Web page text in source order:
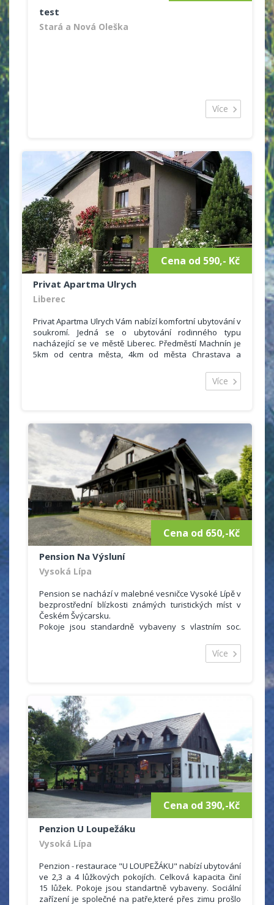
test
Stará a Nová Oleška
Více
Cena od 590,- Kč
Privat Apartma Ulrych
Liberec
Privat Apartma Ulrych Vám nabízí komfortní ubytování v
soukromí. Jedná se o ubytování rodinného typu
nacházející se ve městě Liberec. Předměstí Machnín je
5km od centra města, 4km od města Chrastava a
Údolí s mnoha zachovalými hrázděnými stavbami. Je
zde též unikátní historický dřevěný kostel a nově i orloj.
Více
Cena od 650,-Kč
Pension Na Výsluní
Vysoká Lípa
Pension se nachází v malebné vesničce Vysoké Lípě v
bezprostřední blízkosti známých turistických míst v
Českém Švýcarsku.
Pokoje jsou standardně vybaveny s vlastním soc.
je restaurace s barem a TV s možností celodenního
stravování (snídaně, polopenze, plná penze, minutky
pořádání společenských akcí. V letním období můžete
posedět na letní terase s možností občerstvení.
Parkovat můžete na uzavřeném parkovišti přímo před
objektem.
Více
Cena od 390,-Kč
Penzion U Loupežáku
Vysoká Lípa
Penzion - restaurace "U LOUPEŽÁKU" nabízí ubytování
ve 2,3 a 4 lůžkových pokojích. Celková kapacita činí
15 lůžek. Pokoje jsou standartně vybaveny. Sociální
zařízení je společné na patře,které přes zimu prošlo